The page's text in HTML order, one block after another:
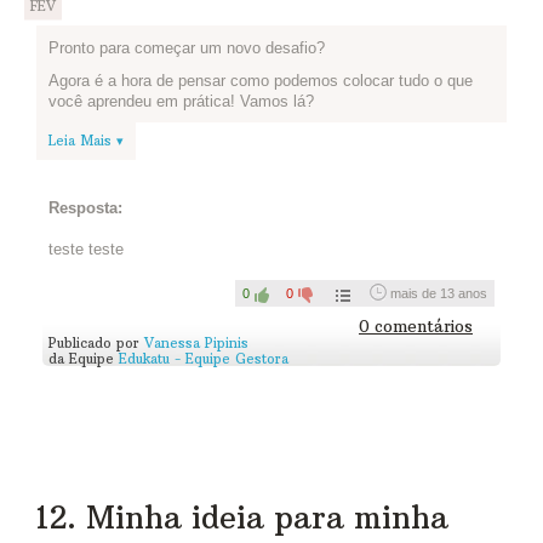
FEV
Pronto para começar um novo desafio?
Agora é a hora de pensar como podemos colocar tudo o que
você aprendeu em prática! Vamos lá?
1) Você e sua equipe devem escolher três objetos de seu
objetos até o fim das atividades.
2) Agora, vamos enfeitar o balde? Vale colagem, pintura,
Terminou? Tire uma foto e publique aqui pra gente ver como
ficou!
Leia Mais ▾
Resposta:
teste teste
0 0 mais de 13 anos
0 comentários
Publicado por Vanessa Pipinis
da Equipe Edukatu - Equipe Gestora
12. Minha ideia para minha